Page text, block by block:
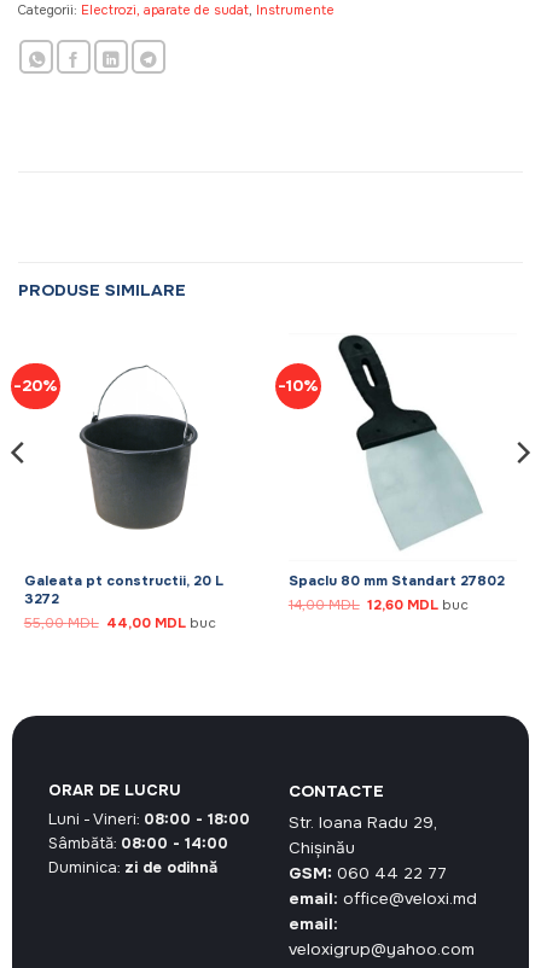
Categorii: Electrozi, aparate de sudat, Instrumente
PRODUSE SIMILARE
-20%
Galeata pt constructii, 20 L
3272
55,00MDL Prețul
inițial
44,00 MDLPrețul
buc
-10%
Spaclu 80 mm Standart 27802
14,00MDL Prețul
inițial
12,60 MDLPrețul
buc
CONTACTE
Str. Ioana Radu 29,
Chișinău
GSM: 060 44 22 77
email: office@veloxi.md
email:
veloxigrup@yahoo.com
ORAR DE LUCRU
Luni - Vineri: 08:00 - 18:00
Sâmbătă: 08:00 - 14:00
Duminica: zi de odihnă